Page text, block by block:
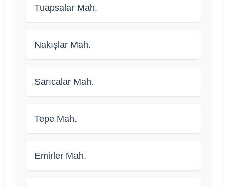
Tuapsalar Mah.
Nakışlar Mah.
Sarıcalar Mah.
Tepe Mah.
Emirler Mah.